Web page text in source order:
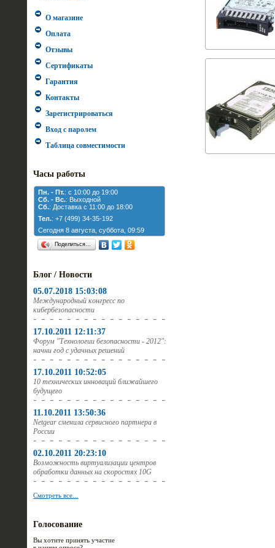
О магазине
Оплата
Отзывы
Сертификаты
Гарантия
Контакты
Зарегистрироваться
Вход с паролем
Таблица совместимости
Часы работы
Пн. - Пт.: с 10:00 до 19:00
Cб. - Вс.: Выходной
Cб.: Доставка с 11:00 до 18:00
Тел.: +7 (499) 34-35-192
Сегодня 8 августа, суббота, 09:59
Поделиться…
Блог / Новости
05.07.2018 15:03:08
Международный конгресс по
кибербезопасности
17.10.2011 12:11:37
Форум "Технологии безопасности - 2012":
начни год с удачных решений
17.10.2011 10:52:05
10 технических инноваций ближайшего
будущего
11.10.2011 13:50:36
Netgear сменила сервисного партнера в
России
02.10.2011 20:23:10
Возможность виртуализации центров
обработки данных на скоростях 10G
Смотреть все...
Голосование
Вы хотите принять участие